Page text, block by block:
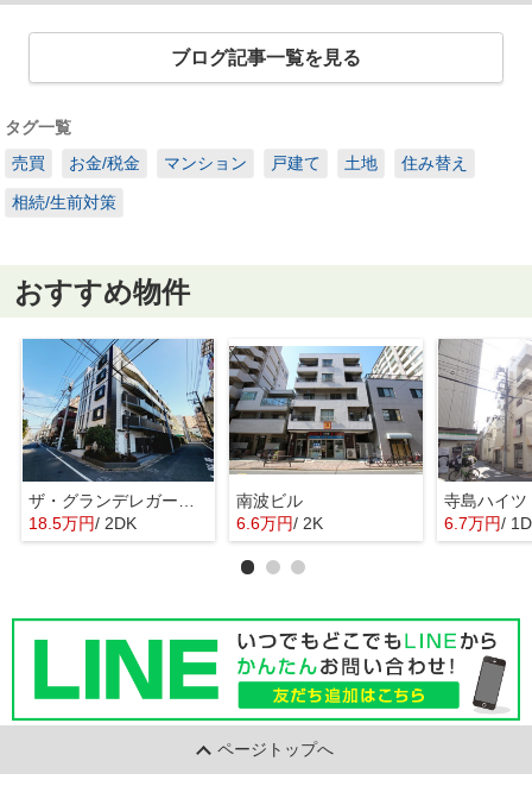
ブログ記事一覧を見る
タグ一覧
売買
お金/税金 マンション 戸建て 土地 住み替え
相続/生前対策
おすすめ物件
18.5万円/ 2DK
南波ビル
6.6万円/ 2K
寺島ハイツ
6.7万円/
ページトップへ